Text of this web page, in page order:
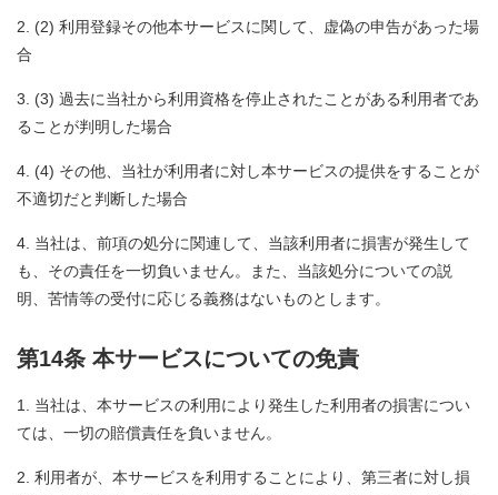
(2) 利用登録その他本サービスに関して、虚偽の申告があった場
合
(3) 過去に当社から利用資格を停止されたことがある利用者であ
ることが判明した場合
(4) その他、当社が利用者に対し本サービスの提供をすることが
不適切だと判断した場合
当社は、前項の処分に関連して、当該利用者に損害が発生して
も、その責任を一切負いません。また、当該処分についての説
明、苦情等の受付に応じる義務はないものとします。
第14条 本サービスについての免責
当社は、本サービスの利用により発生した利用者の損害につい
ては、一切の賠償責任を負いません。
利用者が、本サービスを利用することにより、第三者に対し損